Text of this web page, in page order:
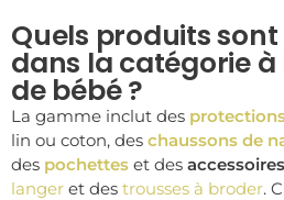
Quels produits
dans la catégorie
de bébé ?
La gamme inclut des
lin ou coton, des chaussons de
des pochettes et des accessoires
langer et des trousses à broder.